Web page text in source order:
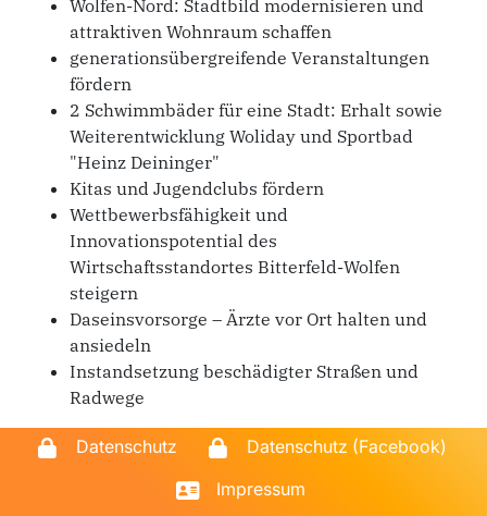
Wolfen-Nord: Stadtbild modernisieren und
attraktiven Wohnraum schaffen
generationsübergreifende Veranstaltungen
fördern
2 Schwimmbäder für eine Stadt: Erhalt sowie
Weiterentwicklung Woliday und Sportbad
"Heinz Deininger"
Kitas und Jugendclubs fördern
Wettbewerbsfähigkeit und
Innovationspotential des
Wirtschaftsstandortes Bitterfeld-Wolfen
steigern
Daseinsvorsorge – Ärzte vor Ort halten und
ansiedeln
Instandsetzung beschädigter Straßen und
Radwege
Datenschutz
Datenschutz (Facebook)
Impressum